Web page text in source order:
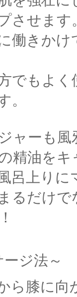
させます
働きか
でもよ
。
ャーも
精油を
呂上り
るだけ
ジ法～
ら膝に